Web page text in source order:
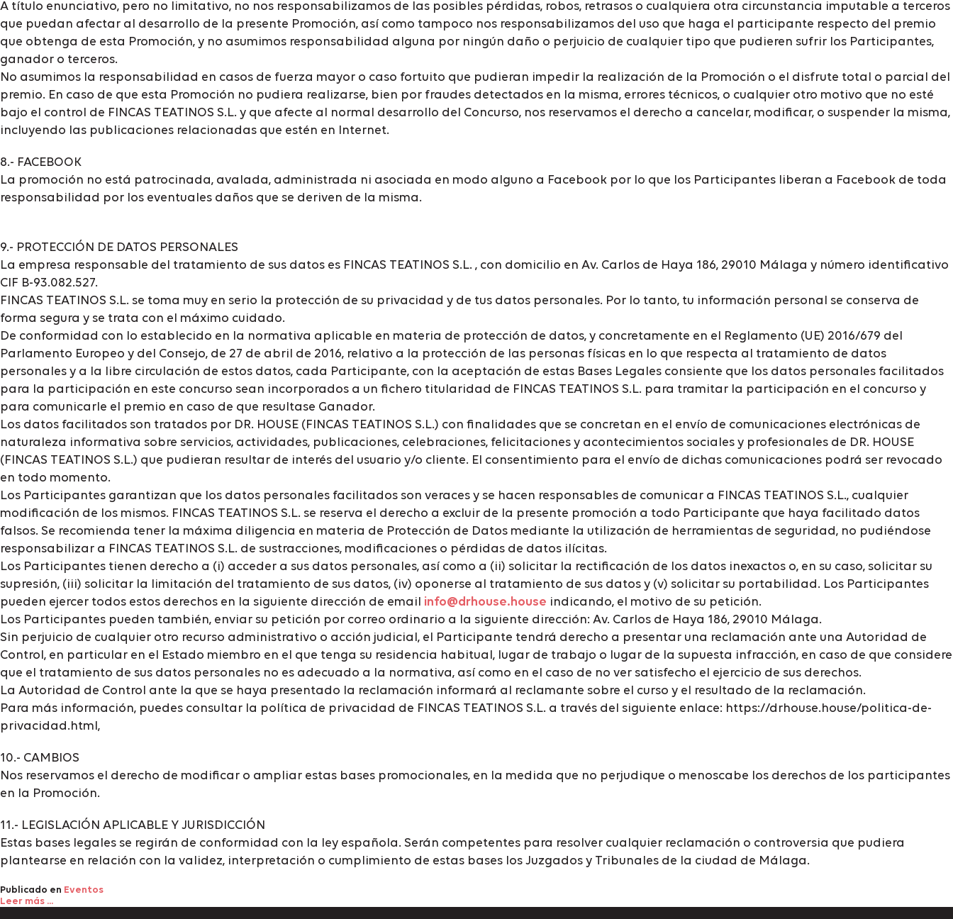
A título enunciativo, pero no limitativo, no nos responsabilizamos de las posibles pérdidas, robos, retrasos o cualquiera otra circunstancia imputable a terceros
que puedan afectar al desarrollo de la presente Promoción, así como tampoco nos responsabilizamos del uso que haga el participante respecto del premio
que obtenga de esta Promoción, y no asumimos responsabilidad alguna por ningún daño o perjuicio de cualquier tipo que pudieren sufrir los Participantes,
ganador o terceros.
No asumimos la responsabilidad en casos de fuerza mayor o caso fortuito que pudieran impedir la realización de la Promoción o el disfrute total o parcial del
premio. En caso de que esta Promoción no pudiera realizarse, bien por fraudes detectados en la misma, errores técnicos, o cualquier otro motivo que no esté
bajo el control de FINCAS TEATINOS S.L. y que afecte al normal desarrollo del Concurso, nos reservamos el derecho a cancelar, modificar, o suspender la misma,
incluyendo las publicaciones relacionadas que estén en Internet.
8.- FACEBOOK
La promoción no está patrocinada, avalada, administrada ni asociada en modo alguno a Facebook por lo que los Participantes liberan a Facebook de toda
responsabilidad por los eventuales daños que se deriven de la misma.
9.- PROTECCIÓN DE DATOS PERSONALES
La empresa responsable del tratamiento de sus datos es FINCAS TEATINOS S.L. , con domicilio en Av. Carlos de Haya 186, 29010 Málaga y número identificativo
CIF B-93.082.527.
FINCAS TEATINOS S.L. se toma muy en serio la protección de su privacidad y de tus datos personales. Por lo tanto, tu información personal se conserva de
forma segura y se trata con el máximo cuidado.
De conformidad con lo establecido en la normativa aplicable en materia de protección de datos, y concretamente en el Reglamento (UE) 2016/679 del
Parlamento Europeo y del Consejo, de 27 de abril de 2016, relativo a la protección de las personas físicas en lo que respecta al tratamiento de datos
personales y a la libre circulación de estos datos, cada Participante, con la aceptación de estas Bases Legales consiente que los datos personales facilitados
para la participación en este concurso sean incorporados a un fichero titularidad de FINCAS TEATINOS S.L. para tramitar la participación en el concurso y
para comunicarle el premio en caso de que resultase Ganador.
Los datos facilitados son tratados por DR. HOUSE (FINCAS TEATINOS S.L.) con finalidades que se concretan en el envío de comunicaciones electrónicas de
naturaleza informativa sobre servicios, actividades, publicaciones, celebraciones, felicitaciones y acontecimientos sociales y profesionales de DR. HOUSE
(FINCAS TEATINOS S.L.) que pudieran resultar de interés del usuario y/o cliente. El consentimiento para el envío de dichas comunicaciones podrá ser revocado
en todo momento.
Los Participantes garantizan que los datos personales facilitados son veraces y se hacen responsables de comunicar a FINCAS TEATINOS S.L., cualquier
modificación de los mismos. FINCAS TEATINOS S.L. se reserva el derecho a excluir de la presente promoción a todo Participante que haya facilitado datos
falsos. Se recomienda tener la máxima diligencia en materia de Protección de Datos mediante la utilización de herramientas de seguridad, no pudiéndose
responsabilizar a FINCAS TEATINOS S.L. de sustracciones, modificaciones o pérdidas de datos ilícitas.
Los Participantes tienen derecho a (i) acceder a sus datos personales, así como a (ii) solicitar la rectificación de los datos inexactos o, en su caso, solicitar su
supresión, (iii) solicitar la limitación del tratamiento de sus datos, (iv) oponerse al tratamiento de sus datos y (v) solicitar su portabilidad. Los Participantes
pueden ejercer todos estos derechos en la siguiente dirección de email info@drhouse.house indicando, el motivo de su petición.
Los Participantes pueden también, enviar su petición por correo ordinario a la siguiente dirección: Av. Carlos de Haya 186, 29010 Málaga.
Sin perjuicio de cualquier otro recurso administrativo o acción judicial, el Participante tendrá derecho a presentar una reclamación ante una Autoridad de
Control, en particular en el Estado miembro en el que tenga su residencia habitual, lugar de trabajo o lugar de la supuesta infracción, en caso de que considere
que el tratamiento de sus datos personales no es adecuado a la normativa, así como en el caso de no ver satisfecho el ejercicio de sus derechos.
La Autoridad de Control ante la que se haya presentado la reclamación informará al reclamante sobre el curso y el resultado de la reclamación.
Para más información, puedes consultar la política de privacidad de FINCAS TEATINOS S.L. a través del siguiente enlace: https://drhouse.house/politica-de-
privacidad.html,
10.- CAMBIOS
Nos reservamos el derecho de modificar o ampliar estas bases promocionales, en la medida que no perjudique o menoscabe los derechos de los participantes
en la Promoción.
11.- LEGISLACIÓN APLICABLE Y JURISDICCIÓN
Estas bases legales se regirán de conformidad con la ley española. Serán competentes para resolver cualquier reclamación o controversia que pudiera
plantearse en relación con la validez, interpretación o cumplimiento de estas bases los Juzgados y Tribunales de la ciudad de Málaga.
Publicado en Eventos
Leer más ...